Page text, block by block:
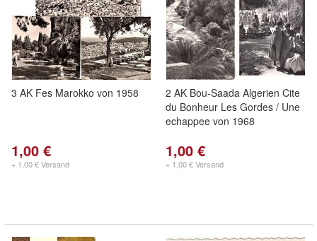
3 AK Fes Marokko von 1958
1,00 €
+ 1,00 € Versand
2 AK Bou-Saada Algerien Cite
du Bonheur Les Gordes / Une
echappee von 1968
1,00 €
+ 1,00 € Versand